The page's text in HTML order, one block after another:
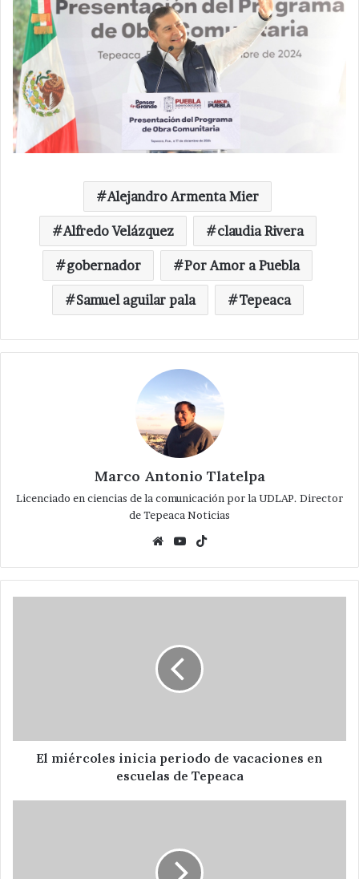
Alejandro Armenta Mier
Alfredo Velázquez claudia Rivera
gobernador Por Amor a Puebla
Samuel aguilar pala Tepeaca
Marco Antonio Tlatelpa
Licenciado en ciencias de la comunicación por la UDLAP. Director
de Tepeaca Noticias
WebsiteYouTube
de
TepeacaEl miércoles inicia periodo de vacaciones en
escuelas de Tepeaca